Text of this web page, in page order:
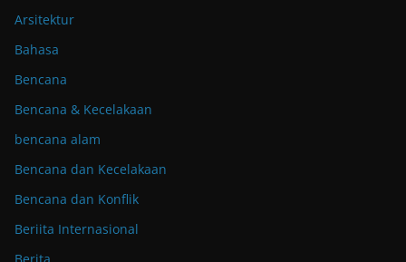
Arsitektur
Bahasa
Bencana
Bencana & Kecelakaan
bencana alam
Bencana dan Kecelakaan
Bencana dan Konflik
Beriita Internasional